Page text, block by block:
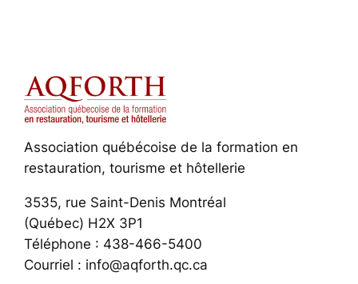
Association québécoise de la formation en
restauration, tourisme et hôtellerie
3535, rue Saint-Denis Montréal
(Québec) H2X 3P1
Téléphone : 438-466-5400
Courriel : info@aqforth.qc.ca